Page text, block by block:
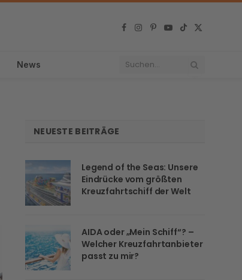
Facebook
Instagram
Pinterest
YouTube
TikTok
X
News
NEUESTE BEITRÄGE
Legend of the Seas: Unsere
Eindrücke vom größten
Kreuzfahrtschiff der Welt
AIDA oder „Mein Schiff“? –
Welcher Kreuzfahrtanbieter
passt zu mir?